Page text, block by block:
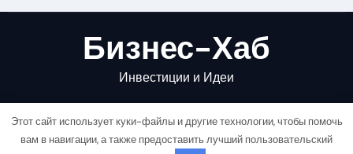
Бизнес-Хаб
Инвестиции и Идеи
Этот сайт использует куки-файлы и другие технологии, чтобы помочь
вам в навигации, а также предоставить лучший пользовательский